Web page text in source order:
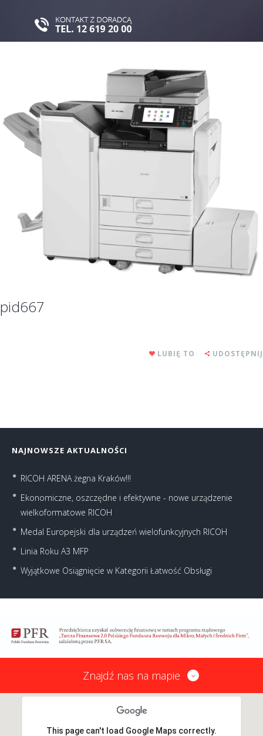
pid667
LUBIĘ TO UDOSTĘPNIJ
NAJNOWSZE AKTUALNOŚCI
RICOH ARENA żegna Kraków!!!
Ekonomiczne, oszczędne i efektywne - nowe urządzenie
wielkoformatowe RICOH
Medal Europejski dla urządzeń wielofunkcyjnych RICOH
Linia Roku A3 MFP
Wyjątkowe Osiągnięcie w Kategorii Łatwość Obsługi
Znajdź nas na mapie
This page can't load Google Maps correctly.